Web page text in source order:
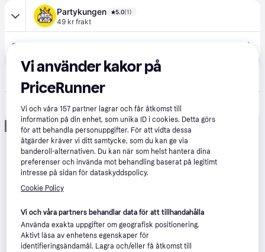
Partykungen 5.0(1)
49 kr frakt
Fotboll Arsenal
adlibris.se 5.0(1)
39 kr frakt
Fotboll Arsenal Strl 5 Hisab Joker
Annons
Vi använder kakor på
PriceRunner
Vi och våra157 partner lagrar och får åtkomst till
information på din enhet, som unika ID i cookies. Detta görs
för att behandla personuppgifter. För att vidta dessa
åtgärder kräver vi ditt samtycke, som du kan ge via
banderoll-alternativen. Du kan när som helst hantera dina
preferenser och invända mot behandling baserat på legitimt
intresse på sidan för dataskyddspolicy.
Cookie Policy
Vi och våra partners behandlar data för att tillhandahålla
Använda exakta uppgifter om geografisk positionering.
Aktivt läsa av enhetens egenskaper för
identifieringsändamål. Lagra och/eller få åtkomst till